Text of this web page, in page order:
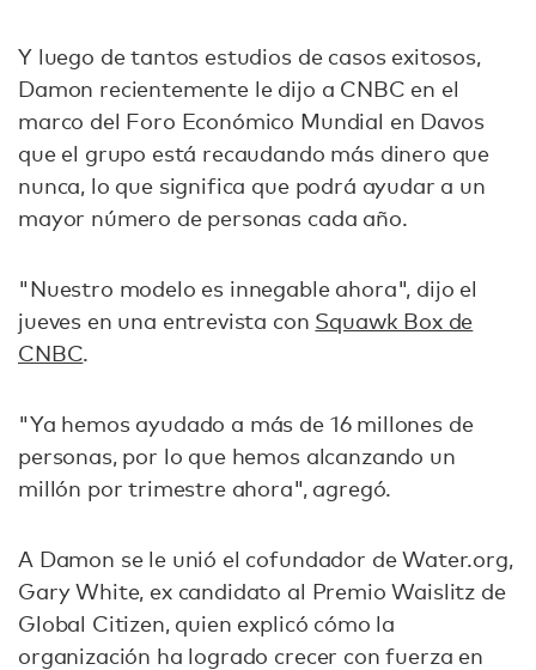
Y luego de tantos estudios de casos exitosos,
Damon recientemente le dijo a CNBC en el
marco del Foro Económico Mundial en Davos
que el grupo está recaudando más dinero que
nunca, lo que significa que podrá ayudar a un
mayor número de personas cada año.
"Nuestro modelo es innegable ahora", dijo el
jueves en una entrevista con Squawk Box de
CNBC.
"Ya hemos ayudado a más de 16 millones de
personas, por lo que hemos alcanzando un
millón por trimestre ahora", agregó.
A Damon se le unió el cofundador de Water.org,
Gary White, ex candidato al Premio Waislitz de
Global Citizen, quien explicó cómo la
organización ha logrado crecer con fuerza en